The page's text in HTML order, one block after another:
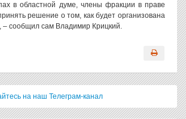
в областной думе, члены фракции в праве
решение о том, как будет организована
– сообщил сам Владимир Крицкий.
на наш Телеграм-канал